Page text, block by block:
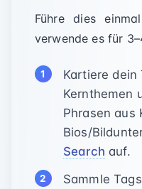
Führe dies
verwende es für
Kartiere dein
Kernthemen
Phrasen aus
Bios/
Search auf.
Sammle